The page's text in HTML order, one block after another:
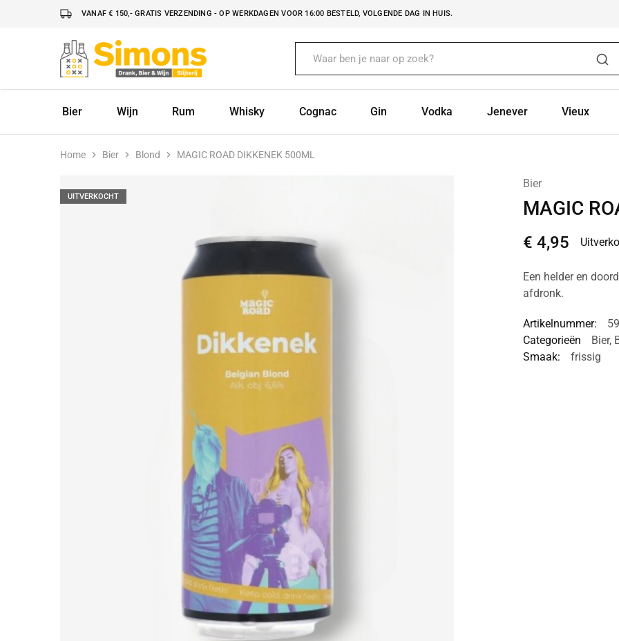
VANAF € 150,- GRATIS VERZENDING - OP WERKDAGEN VOOR 16:00 BESTELD, VOLGENDE DAG IN HUIS.
Simonsdrank.nl
Drank,
Bier
Bier
Wijn Rum Whisky Cognac Gin Vodka Jenever Vieux
Home Bier Blond MAGIC ROAD DIKKENEK 500ML
UITVERKOCHT
Bier
MAGIC
€ 4,95
Een helder en
afdronk.
Artikelnummer:
Categorieën
Bier,
Smaak:
frissig